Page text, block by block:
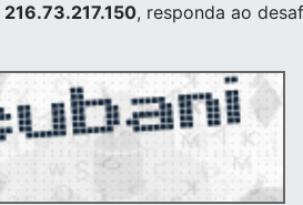
216.73.217.150, responda ao